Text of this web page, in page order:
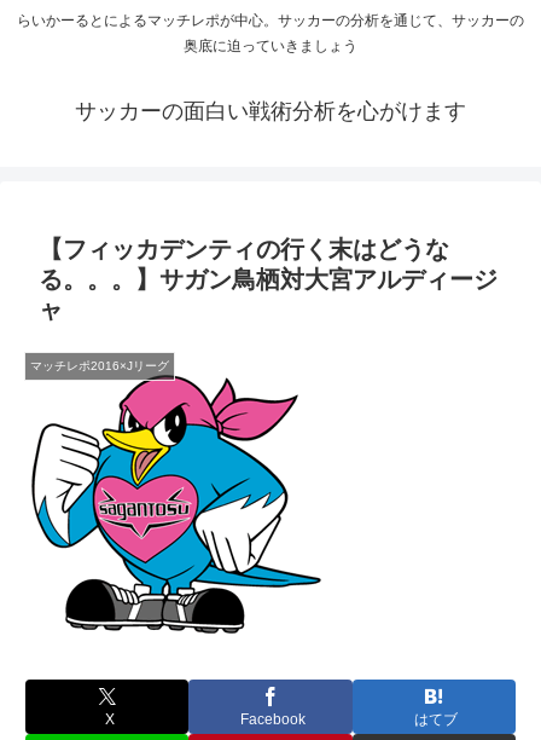
らいかーるとによるマッチレポが中心。サッカーの分析を通じて、サッカーの
奥底に迫っていきましょう
サッカーの面白い戦術分析を心がけます
【フィッカデンティの行く末はどうな
る。。。】サガン鳥栖対大宮アルディージ
ャ
マッチレポ2016×Jリーグ
X Facebook はてブ